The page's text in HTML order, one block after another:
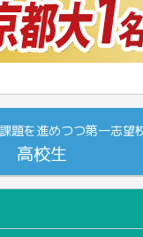
題を進めつつ第一志望
高校生